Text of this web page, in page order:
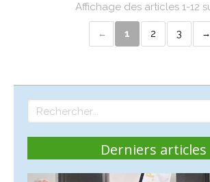
Affichage des articles 1-12
1 2 3
Rechercher
Derniers articles